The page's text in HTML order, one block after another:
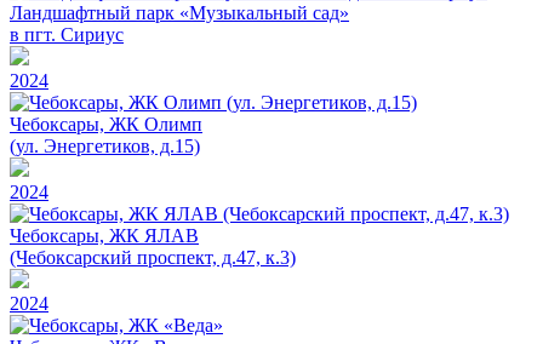
Ландшафтный парк «Музыкальный сад»
в пгт. Сириус
2024
Чебоксары, ЖК Олимп
(ул. Энергетиков, д.15)
2024
Чебоксары, ЖК ЯЛАВ
(Чебоксарский проспект, д.47, к.3)
2024